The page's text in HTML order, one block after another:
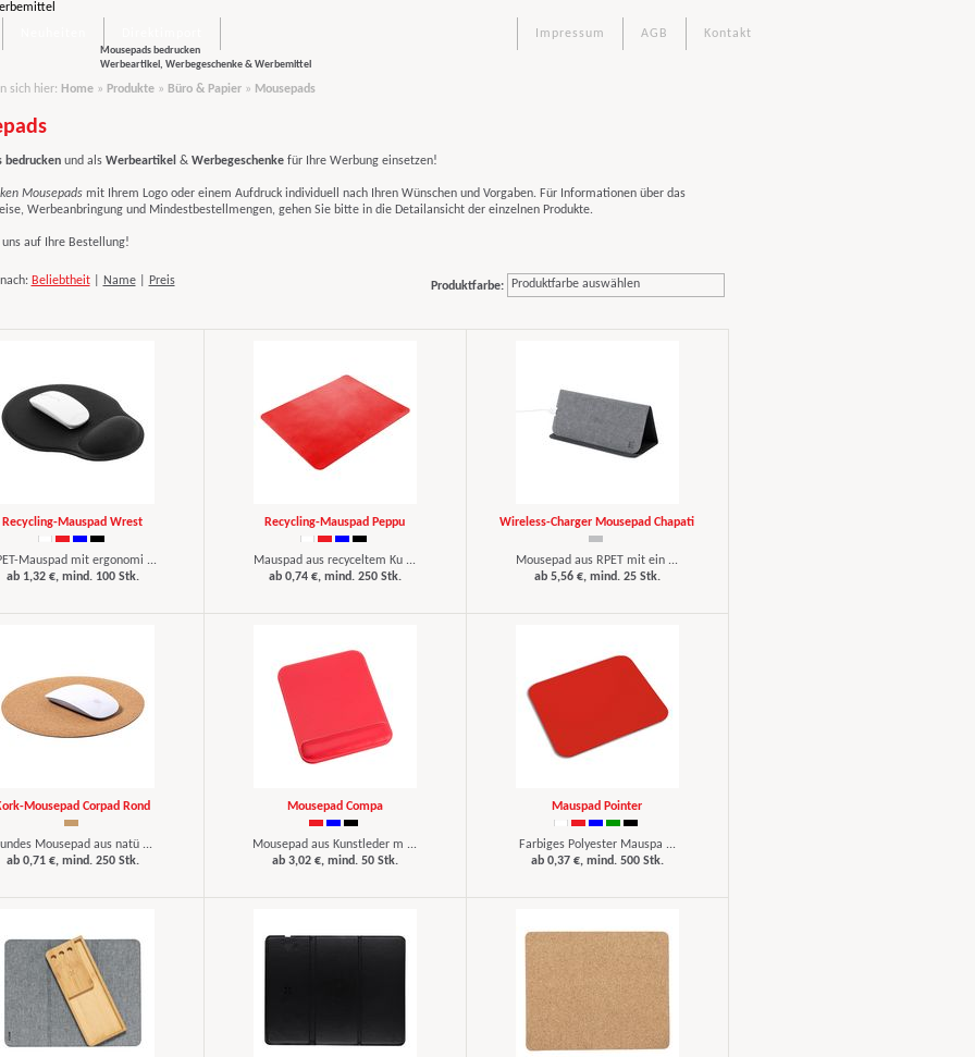
Mousepads bedrucken
Werbeartikel, Werbegeschenke & Werbemittel
Kontakt
AGB
Impressum
sich hier: Home» Produkte» Büro & Papier» Mousepads
bedruckenund als Werbeartikel & Werbegeschenkefür Ihre Werbung einsetzen!
Mousepads mit Ihrem Logo oder einem Aufdruck individuell nach Ihren Wünschen und Vorgaben. Für Informationen über das
Werbeanbringung und Mindestbestellmengen, gehen Sie bitte in die Detailansicht der einzelnen Produkte.
auf Ihre Bestellung!
Beliebtheit| Name| Preis Produktfarbe: Produktfarbe auswählen
Recycling-Mauspad Wrest
Mauspad mit ergonomi ...
ab 1,32 €, mind. 100 Stk.
Recycling-Mauspad Peppu
Mauspad aus recyceltem Ku ...
ab 0,74 €, mind. 250 Stk.
Wireless-Charger Mousepad Chapati
Mousepad aus RPET mit ein ...
ab 5,56 €, mind. 25 Stk.
Mousepad Corpad Rond
Mousepad aus natü ...
ab 0,71 €, mind. 250 Stk.
Mousepad Compa
Mousepad aus Kunstleder m ...
ab 3,02 €, mind. 50 Stk.
Mauspad Pointer
Farbiges Polyester Mauspa ...
ab 0,37 €, mind. 500 Stk.